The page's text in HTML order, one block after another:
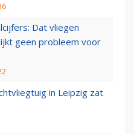
Dat vliegen
geen probleem voor
in Leipzig zat